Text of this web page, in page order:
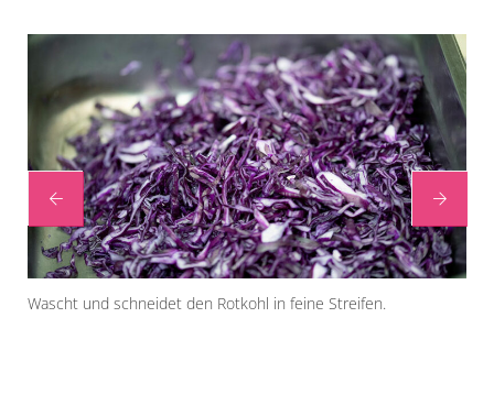
Wascht und schneidet den Rotkohl in feine Streifen.